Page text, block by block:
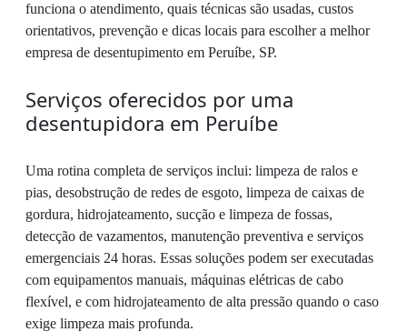
funciona o atendimento, quais técnicas são usadas, custos
orientativos, prevenção e dicas locais para escolher a melhor
empresa de desentupimento em Peruíbe, SP.
Serviços oferecidos por uma
desentupidora em Peruíbe
Uma rotina completa de serviços inclui: limpeza de ralos e
pias, desobstrução de redes de esgoto, limpeza de caixas de
gordura, hidrojateamento, sucção e limpeza de fossas,
detecção de vazamentos, manutenção preventiva e serviços
emergenciais 24 horas. Essas soluções podem ser executadas
com equipamentos manuais, máquinas elétricas de cabo
flexível, e com hidrojateamento de alta pressão quando o caso
exige limpeza mais profunda.